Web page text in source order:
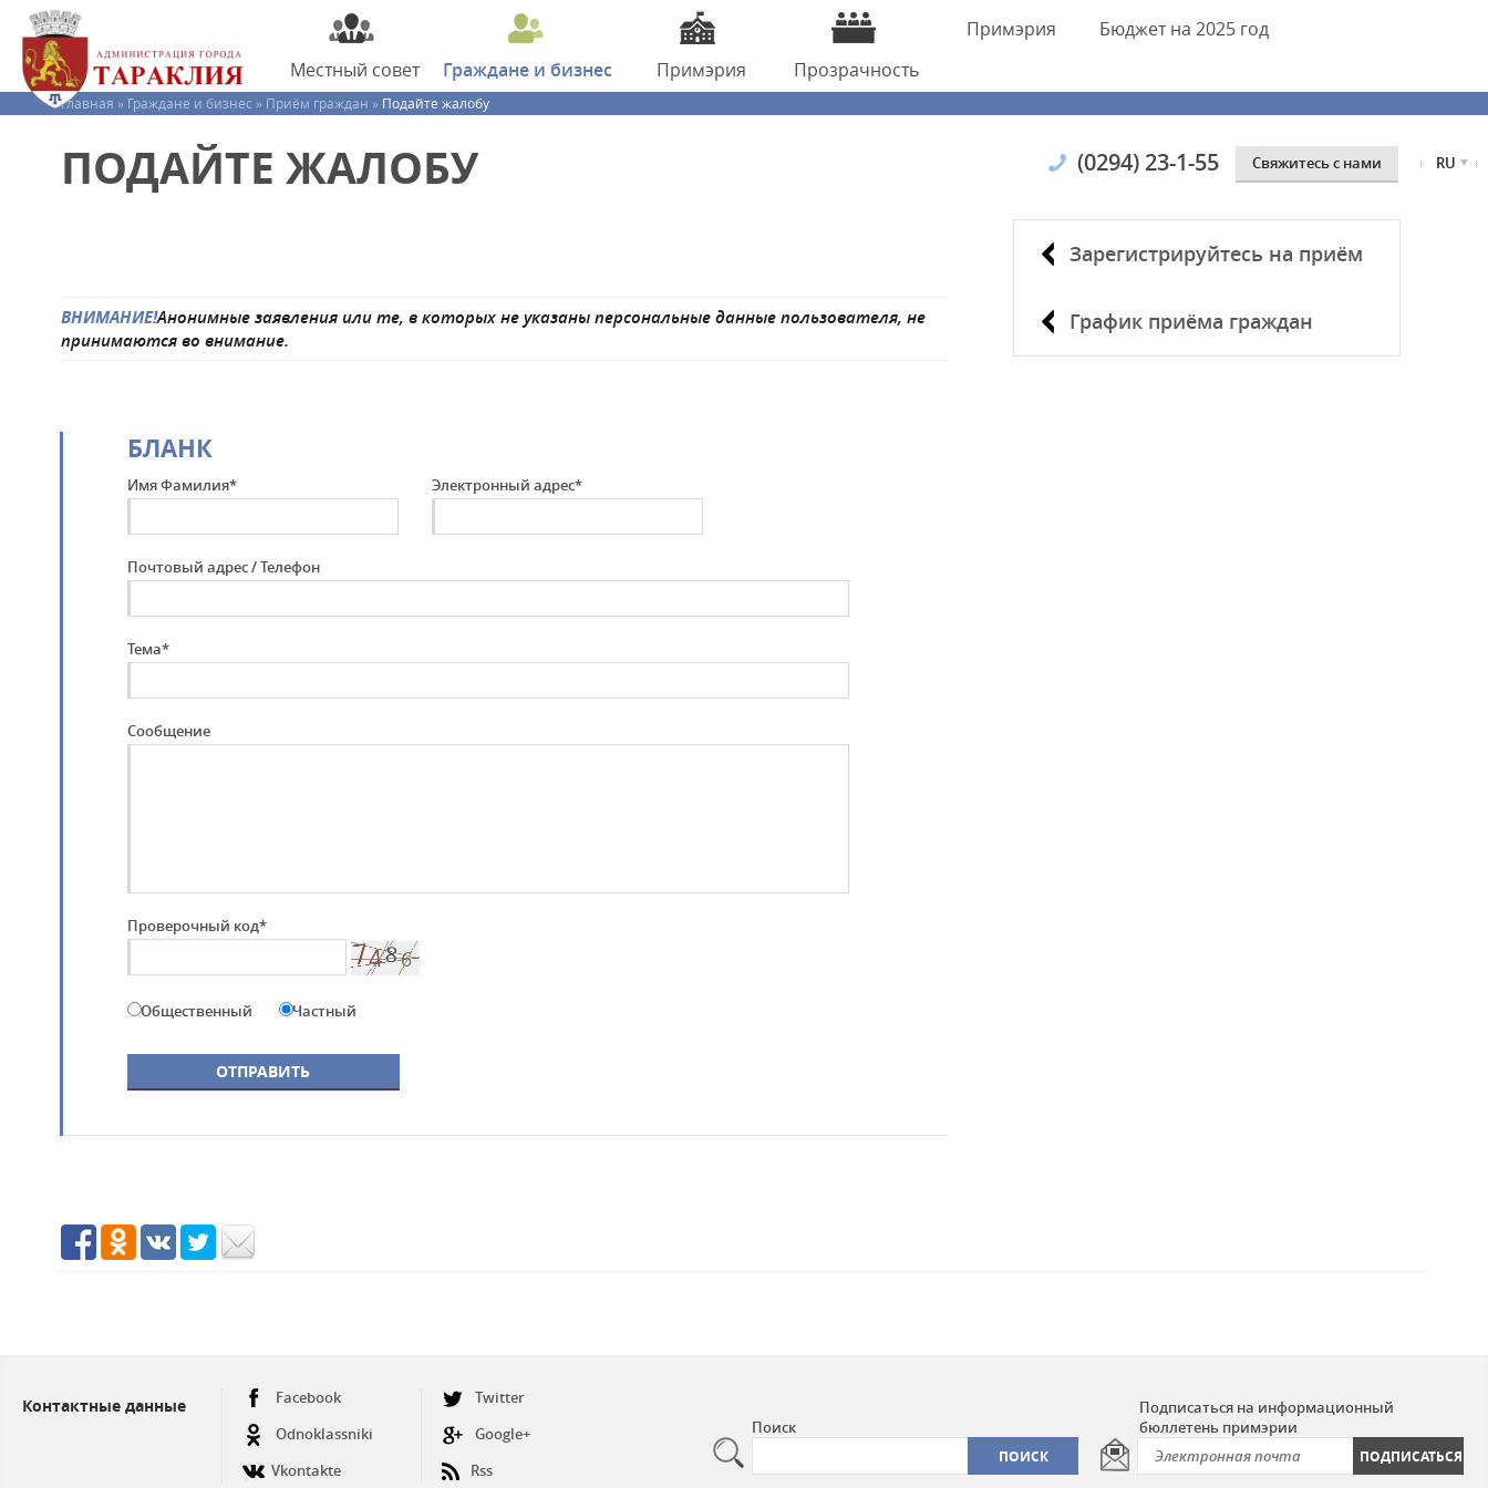
Местный совет Граждане и бизнес Примэрия Прозрачность
Примэрия Бюджетна 2025 год
(0294) 23-1-55 Cвяжитесь с нами RU
Главная » Граждане и бизнес » Приём граждан » Подайте жалобу
ПОДАЙТЕ ЖАЛОБУ
Зарегистрируйтесь на приём
График приёма граждан
ВНИМАНИЕ!Анонимные заявления или те, в которых не указаны персональные данные пользователя, не
принимаются во внимание.
БЛАНК
Имя Фамилия* Электронный адрес*
Почтовый адрес / Телефон
Тема*
Сообщение
Проверочный код*
Общественный Частный
Контактные данные
Facebook
Odnoklassniki
Vkontakte
Twitter
Google+
Rss
Поиск
Подписаться на информационный
бюллетень примэрии